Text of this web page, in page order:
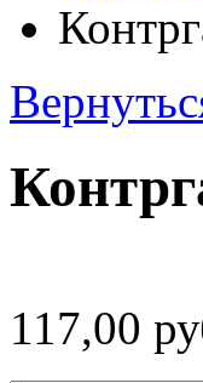
117,00